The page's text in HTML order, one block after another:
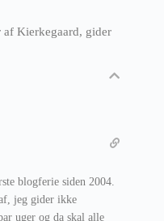
af Kierkegaard, gider
blogferie siden 2004.
jeg gider ikke
uger og da skal alle